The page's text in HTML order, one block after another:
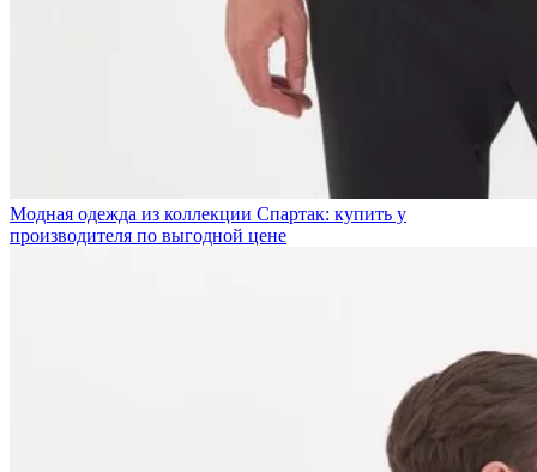
Модная одежда из коллекции Спартак: купить у
производителя по выгодной цене